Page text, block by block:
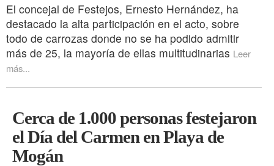
El concejal de Festejos, Ernesto Hernández, ha
destacado la alta participación en el acto, sobre
todo de carrozas donde no se ha podido admitir
más de 25, la mayoría de ellas multitudinarias Leer
más...
Cerca de 1.000 personas festejaron
el Día del Carmen en Playa de
Mogán